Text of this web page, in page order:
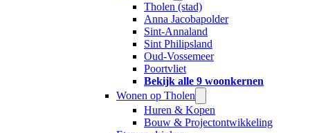
Tholen (stad)
Anna Jacobapolder
Sint-Annaland
Sint Philipsland
Oud-Vossemeer
Poortvliet
Bekijk alle 9 woonkernen
Wonen op Tholen
Huren & Kopen
Bouw & Projectontwikkeling